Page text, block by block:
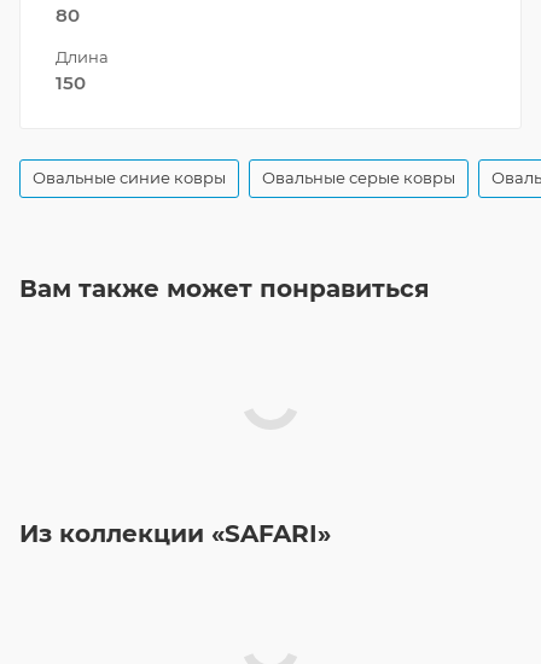
80
Длина
150
Овальные синие ковры Овальные серые ковры
Вам также может понравиться
Из коллекции «SAFARI»